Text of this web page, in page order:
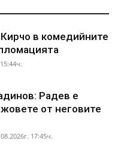
в комедийните
Радев е
от неговите
17:45ч.